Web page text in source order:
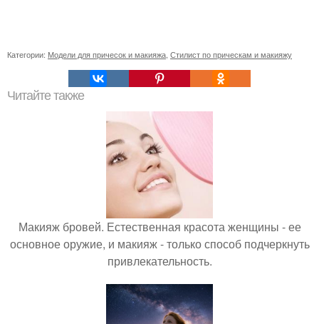
Категории: Модели для причесок и макияжа, Стилист по прическам и макияжу
Читайте также
Макияж бровей. Естественная красота женщины - ее
основное оружие, и макияж - только способ подчеркнуть
привлекательность.